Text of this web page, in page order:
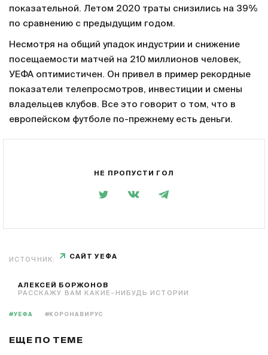
показательной. Летом 2020 траты снизились на 39%
по сравнению с предыдущим годом.
Несмотря на общий упадок индустрии и снижение
посещаемости матчей на 210 миллионов человек,
УЕФА оптимистичен. Он привел в пример рекордные
показатели телепросмотров, инвестиции и смены
владельцев клубов. Все это говорит о том, что в
европейском футболе по-прежнему есть деньги.
НЕ ПРОПУСТИ ГОЛ
ИСТОЧНИК: САЙТ УЕФА
АЛЕКСЕЙ БОРЖОНОВ
РАССКАЖУ ВАМ КАКИЕ-НИБУДЬ ИСТОРИИ
#УЕФА #КОРОНАВИРУС
ЕЩЕ ПО ТЕМЕ